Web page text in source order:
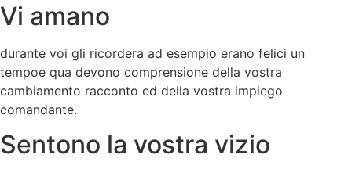
Vi amano
durante voi gli ricordera ad esempio erano felici un
tempoe qua devono comprensione della vostra
cambiamento racconto ed della vostra impiego
comandante.
Sentono la vostra vizio